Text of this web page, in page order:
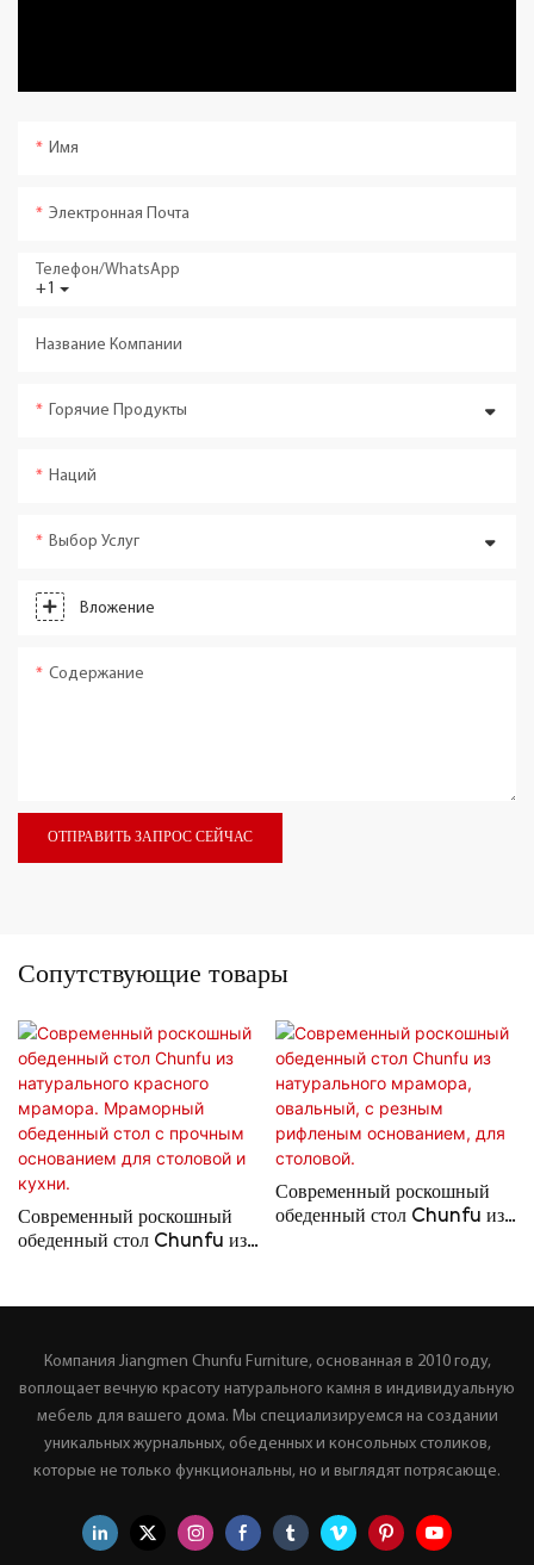
Имя
Электронная Почта
+1
Телефон/WhatsApp
Название Компании
Горячие Продукты
Наций
Выбор Услуг
Вложение
Содержание
ОТПРАВИТЬ ЗАПРОС СЕЙЧАС
Сопутствующие товары
Современный роскошный
обеденный стол Chunfu из
кухни.
Современный роскошный
обеденный стол Chunfu из
столовой.
Компания Jiangmen Chunfu Furniture, основанная в 2010 году,
воплощает вечную красоту натурального камня в индивидуальную
мебель для вашего дома. Мы специализируемся на создании
уникальных журнальных, обеденных и консольных столиков,
которые не только функциональны, но и выглядят потрясающе.